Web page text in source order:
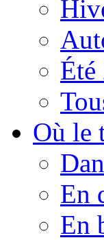
Été
Où le
En
En